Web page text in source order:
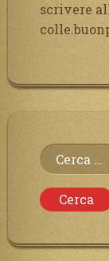
scrivere
Ricerca
per: